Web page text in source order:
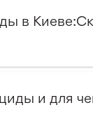
в
и для